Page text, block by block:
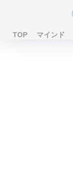
TOP マインド